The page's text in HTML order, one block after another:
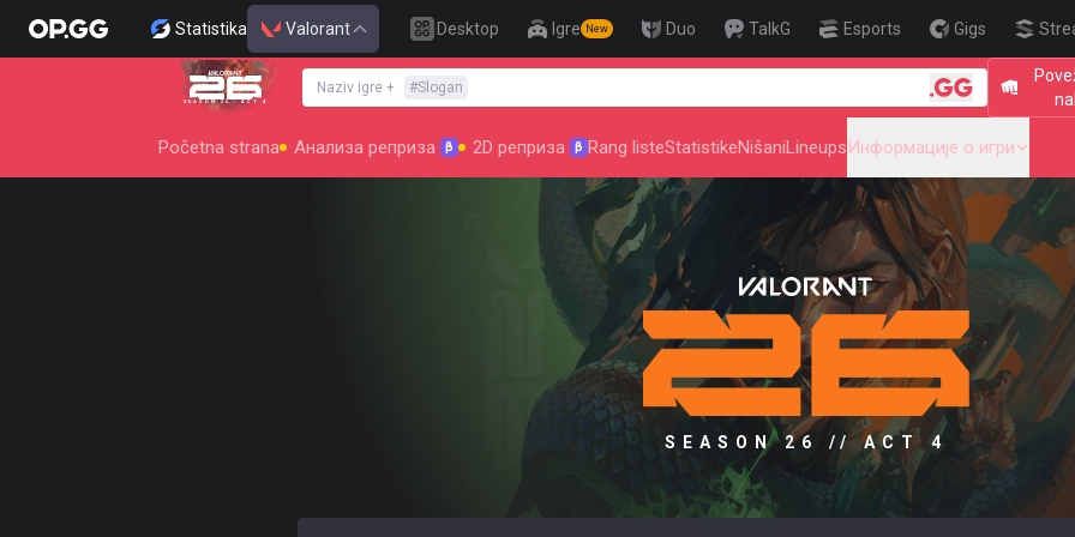
Statistika Valorant Desktop Igre New Duo TalkG Esports Gigs
SEASON 26 : ACT 4
Naziv igre + #Slogan 🎯 Level
Početna strana Анализа реприза β 2D реприза β Rang listeStatistikeNišaniLineupsИнформације о игри
SEASON 26 // ACT 4